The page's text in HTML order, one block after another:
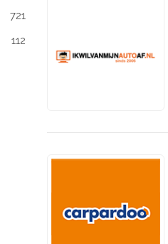
721
112